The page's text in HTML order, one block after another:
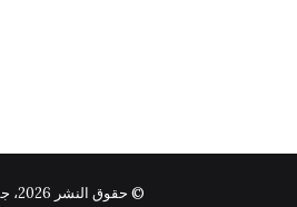
© حقوق النشر 2026، جميع الحقوق محفوظة |